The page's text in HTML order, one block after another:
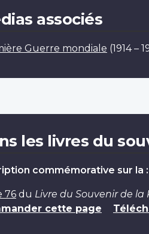
associés
Guerre mondiale (1914 –
les livres du
commémorative sur la :
76du Livre du Souvenir de
cette page